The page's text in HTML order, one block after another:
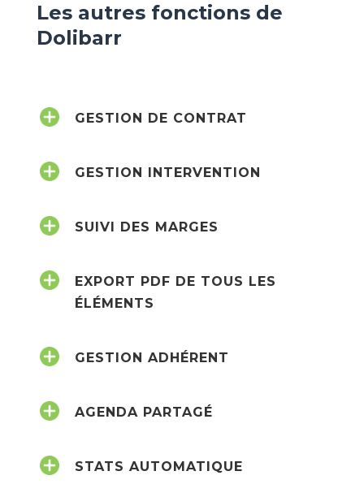
Les autres fonctions de
Dolibarr
GESTION DE CONTRAT
GESTION INTERVENTION
SUIVI DES MARGES
EXPORT PDF DE TOUS LES
ÉLÉMENTS
GESTION ADHÉRENT
AGENDA PARTAGÉ
STATS AUTOMATIQUE